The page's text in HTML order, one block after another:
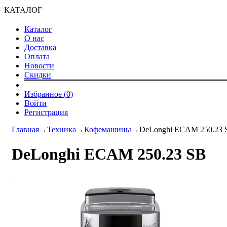
КАТАЛОГ
Каталог
О нас
Доставка
Оплата
Новости
Скидки
Избранное (0)
Войти
Регистрация
Главная→Техника →Кофемашины→DeLonghi ECAM 250.23
DeLonghi ECAM 250.23 SB